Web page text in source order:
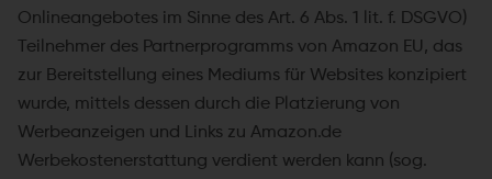
Onlineangebotes im Sinne des Art. 6 Abs. 1 lit. f. DSGVO)
Teilnehmer des Partnerprogramms von Amazon EU, das
zur Bereitstellung eines Mediums für Websites konzipiert
wurde, mittels dessen durch die Platzierung von
Werbeanzeigen und Links zu Amazon.de
Werbekostenerstattung verdient werden kann (sog.